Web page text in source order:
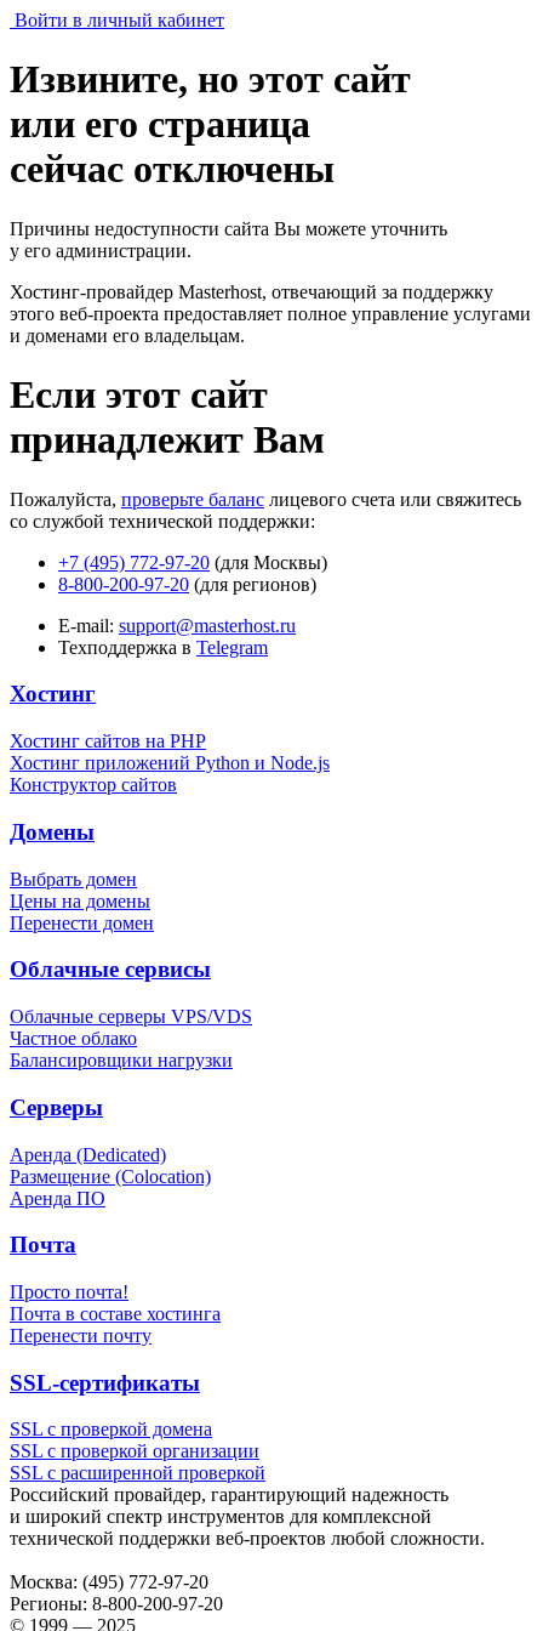
Войти в личный кабинет
Извините, но этот сайт
или его страница
сейчас отключены
Причины недоступности сайта Вы можете уточнить
у его администрации.
Хостинг-провайдер Masterhost, отвечающий за поддержку
этого веб-проекта предоставляет полное управление услугами
и доменами его владельцам.
Если этот сайт
принадлежит Вам
Пожалуйста, проверьте баланс лицевого счета или свяжитесь
со службой технической поддержки:
+7 (495) 772-97-20 (для Москвы)
8-800-200-97-20 (для регионов)
E-mail: support@masterhost.ru
Техподдержка в Telegram
Хостинг
Хостинг сайтов на PHP
Хостинг приложений Python и Node.js
Конструктор сайтов
Домены
Выбрать домен
Цены на домены
Перенести домен
Облачные сервисы
Облачные серверы VPS/VDS
Частное облако
Балансировщики нагрузки
Серверы
Аренда (Dedicated)
Размещение (Colocation)
Аренда ПО
Почта
Просто почта!
Почта в составе хостинга
Перенести почту
SSL-сертификаты
SSL с проверкой домена
SSL с проверкой организации
SSL с расширенной проверкой
Российский провайдер, гарантирующий надежность
и широкий спектр инструментов для комплексной
технической поддержки веб-проектов любой сложности.
Москва: (495) 772-97-20
Регионы: 8-800-200-97-20
© 1999 — 2025